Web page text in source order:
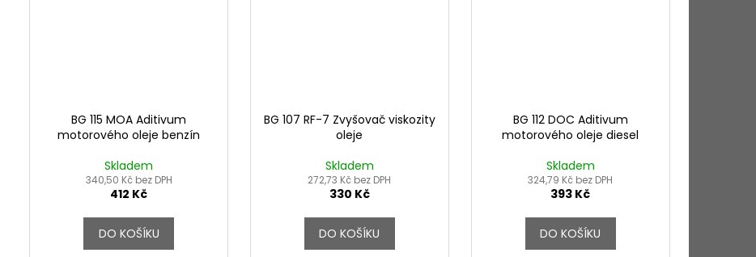
BG 115 MOA Aditivum
motorového oleje benzín
Skladem
340,50 Kč bez DPH
412 Kč
DO KOŠÍKU
BG 107 RF-7 Zvyšovač viskozity
oleje
Skladem
272,73 Kč bez DPH
330 Kč
DO KOŠÍKU
BG 112 DOC Aditivum
motorového oleje diesel
Skladem
324,79 Kč bez DPH
393 Kč
DO KOŠÍKU